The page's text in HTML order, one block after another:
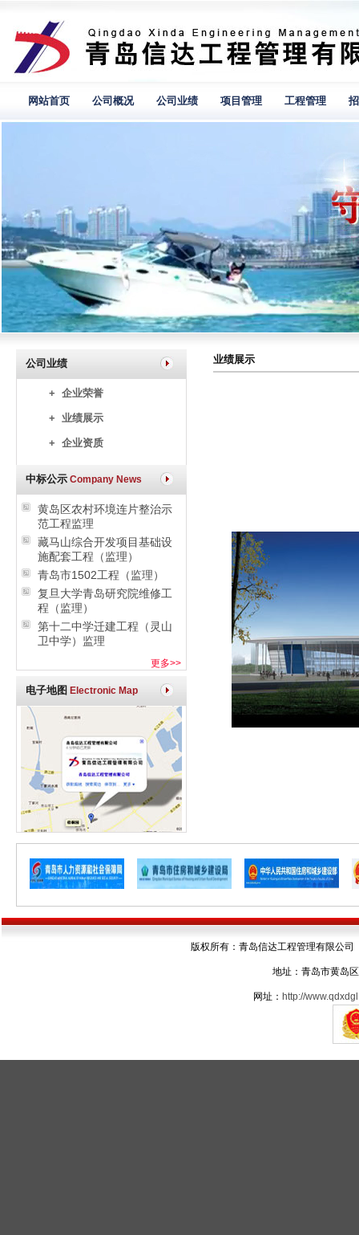
网站首页 公司概况 公司业绩 项目管理 工程管理
公司业绩
+ 企业荣誉
+ 业绩展示
+ 企业资质
中标公示 Company News
黄岛区农村环境连片整治示
范工程监理
藏马山综合开发项目基础设
施配套工程（监理）
青岛市1502工程（监理）
复旦大学青岛研究院维修工
程（监理）
第十二中学迁建工程（灵山
卫中学）监理
更多>>
电子地图 Electronic Map
业绩展示
版权所有：青岛信达工程管理有限公
地址：青岛市黄岛
网址： http://